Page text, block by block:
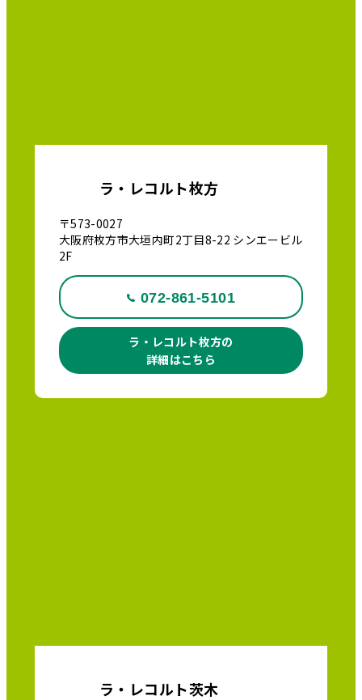
ラ・レコルト枚方
〒573-0027
大阪府枚方市大垣内町2丁目8-22 シンエービル
2F
072-861-5101
ラ・レコルト枚方の
詳細はこちら
ラ・レコルト茨木